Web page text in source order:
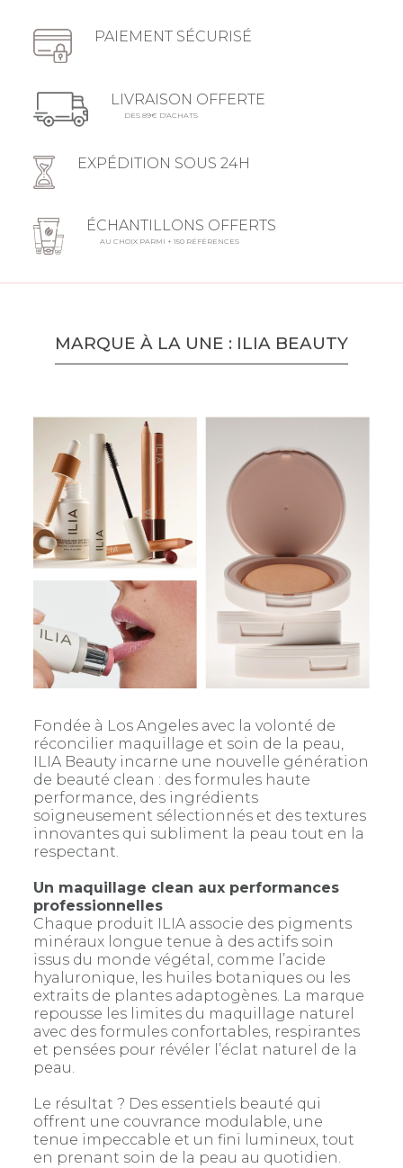
PAIEMENT SÉCURISÉ
LIVRAISON OFFERTE
DÈS 89€ D'ACHATS
EXPÉDITION SOUS 24H
ÉCHANTILLONS OFFERTS
AU CHOIX PARMI + 150 RÉFÉRENCES
MARQUE À LA UNE : ILIA BEAUTY
Fondée à Los Angeles avec la volonté de
réconcilier maquillage et soin de la peau,
ILIA Beauty incarne une nouvelle génération
de beauté clean : des formules haute
performance, des ingrédients
soigneusement sélectionnés et des textures
innovantes qui subliment la peau tout en la
respectant.
Un maquillage clean aux performances
professionnelles
Chaque produit ILIA associe des pigments
minéraux longue tenue à des actifs soin
issus du monde végétal, comme l’acide
hyaluronique, les huiles botaniques ou les
extraits de plantes adaptogènes. La marque
repousse les limites du maquillage naturel
avec des formules confortables, respirantes
et pensées pour révéler l’éclat naturel de la
peau.
Le résultat ? Des essentiels beauté qui
offrent une couvrance modulable, une
tenue impeccable et un fini lumineux, tout
en prenant soin de la peau au quotidien.